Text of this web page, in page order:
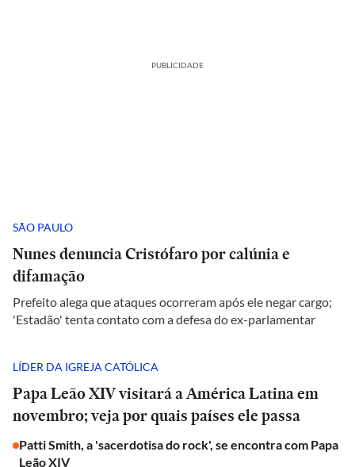
PUBLICIDADE
SÃO PAULO
Nunes denuncia Cristófaro por calúnia e
difamação
Prefeito alega que ataques ocorreram após ele negar cargo;
'Estadão' tenta contato com a defesa do ex-parlamentar
LÍDER DA IGREJA CATÓLICA
Papa Leão XIV visitará a América Latina em
novembro; veja por quais países ele passa
Patti Smith, a 'sacerdotisa do rock', se encontra com Papa
Leão XIV